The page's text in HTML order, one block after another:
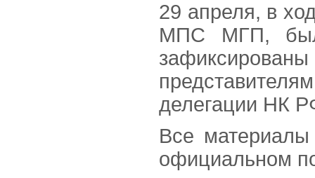
29 апреля, в
МПС МГП, был
делегации НК
Все
официальном